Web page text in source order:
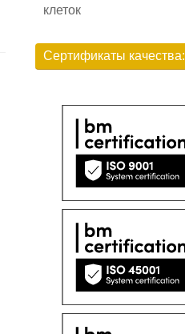
клеток
Сертификаты качества: